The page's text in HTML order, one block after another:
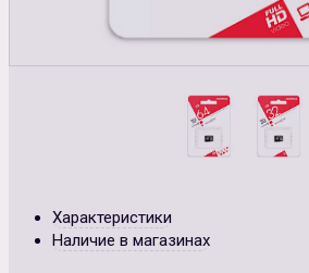
Характеристики
Наличие в магазинах